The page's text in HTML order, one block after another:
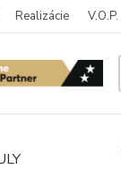
Realizácie V.O.P.